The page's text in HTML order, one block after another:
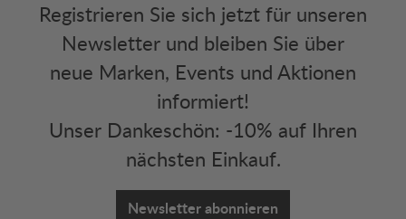
Registrieren Sie sich jetzt für unseren
Newsletter und bleiben Sie über
neue Marken, Events und Aktionen
informiert!
Unser Dankeschön: -10% auf Ihren
nächsten Einkauf.
Newsletter abonnieren